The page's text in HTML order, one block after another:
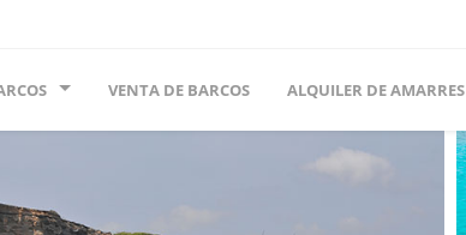
VENTA DE BARCOS ALQUILER DE AMARRES